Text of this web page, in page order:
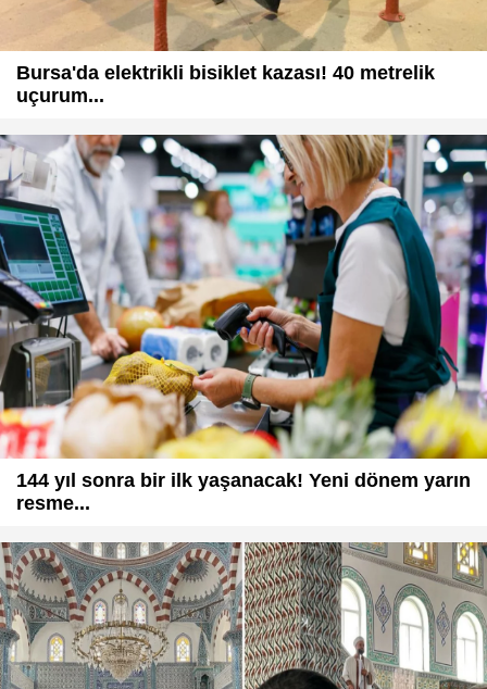
Bursa'da elektrikli bisiklet kazası! 40 metrelik
uçurum...
144 yıl sonra bir ilk yaşanacak! Yeni dönem yarın
resme...